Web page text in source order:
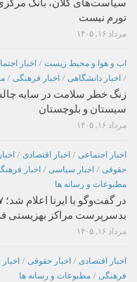
سیاست‌های کلان، بانک مرکزی
تورم نیست
مرداد ۱۶, ۱۴۰۵
اب و هوا و محیط زیست / اخبار
/ اخبار دانشگاهی / اخبار فرهنگی /
زنگ خطر سلامت در سایه
سیستان و بلوچستان
مرداد ۱۶, ۱۴۰۵
اخبار اجتماعی / اخبار اقتصادی /
حقوقی / اخبار سیاسی / اخبار
مطبوعات و رسانه ها
بدسرپرست مراکز بهزیستی
مرداد ۱۶, ۱۴۰۵
اخبار اقتصادی / اخبار حقوقی /
فرهنگی / مطبوعات و رسانه ها